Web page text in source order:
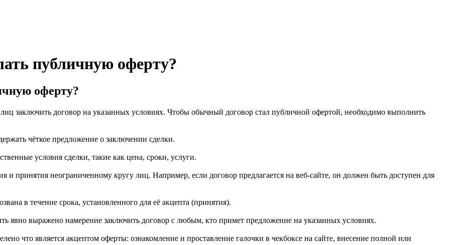
публичную оферту?
оферту?
заключить договор на указанных условиях. Чтобы обычный договор стал публичной офертой, необходимо выполнить
чёткое предложение о заключении сделки.
условия сделки, такие как цена, сроки, услуги.
и принятия неограниченному кругу лиц. Например, если договор предлагается на веб-сайте, он должен быть доступен для
в течение срока, установленного для её акцепта (принятия).
явно выражено намерение заключить договор с любым, кто примет предложение на указанных условиях.
что является акцептом оферты: ознакомление и проставление галочки в чекбоксе на сайте, внесение полной или